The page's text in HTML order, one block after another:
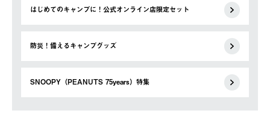
はじめてのキャンプに！公式オンライン店限定セット
防災！備えるキャンプグッズ
SNOOPY（PEANUTS 75years）特集